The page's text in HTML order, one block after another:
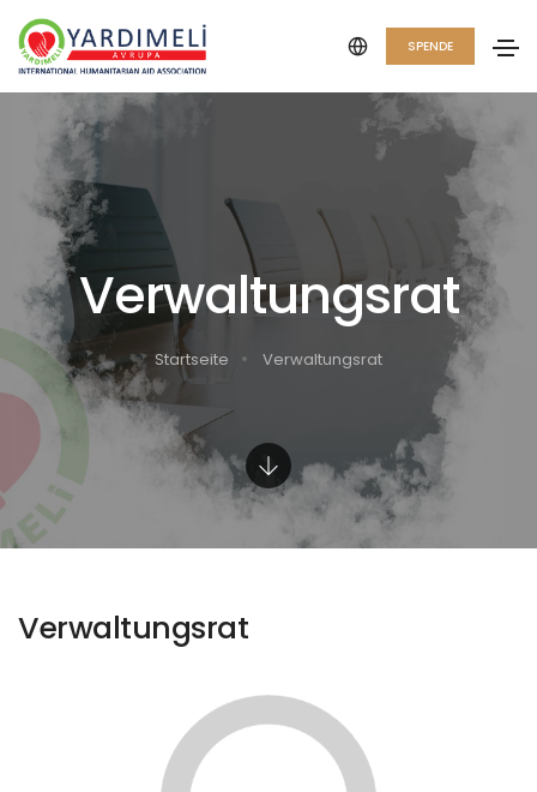
SPENDE
Verwaltungsrat
Startseite Verwaltungsrat
Verwaltungsrat